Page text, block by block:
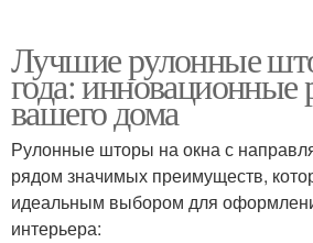
Лучшие рулонные
года: инновационные
вашего дома
Рулонные шторы на окна с
рядом значимых преимуществ,
идеальным выбором для
интерьера: